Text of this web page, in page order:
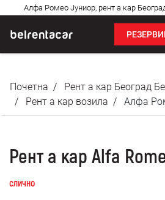
Цене
О нама
Најчешћа питања
Почетна
Рент а кар Београд
Рент а кар возила
Алфа
Рент а кар Alfa
слично